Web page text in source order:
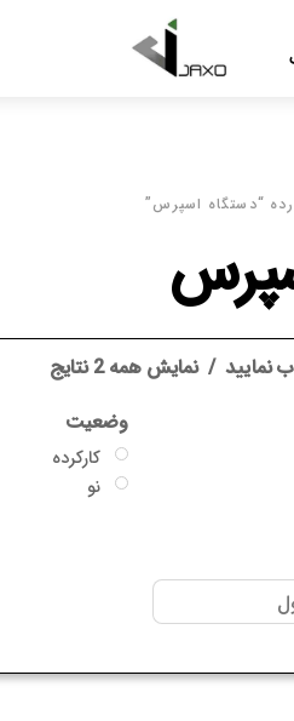
“دستگاه اسپرس”
نمایید نمایش همه 2 نتایج
وضعیت
کارکرده
نو